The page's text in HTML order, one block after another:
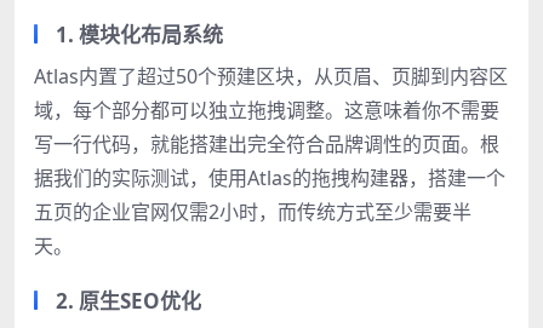
1. 模块化布局系统
Atlas内置了超过50个预建区块，从页眉、页脚到内容区
域，每个部分都可以独立拖拽调整。这意味着你不需要
写一行代码，就能搭建出完全符合品牌调性的页面。根
据我们的实际测试，使用Atlas的拖拽构建器，搭建一个
五页的企业官网仅需2小时，而传统方式至少需要半
天。
2. 原生SEO优化